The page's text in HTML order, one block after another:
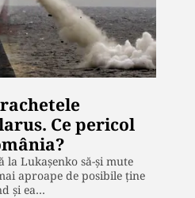
Ce pericol
la Lukașenko să-și mute
aproape de posibile ține
și ea…